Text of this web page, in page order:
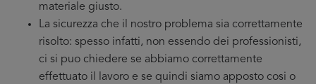
materiale giusto.
La sicurezza che il nostro problema sia correttamente
risolto: spesso infatti, non essendo dei professionisti,
ci si puo chiedere se abbiamo correttamente
effettuato il lavoro e se quindi siamo apposto cosi o